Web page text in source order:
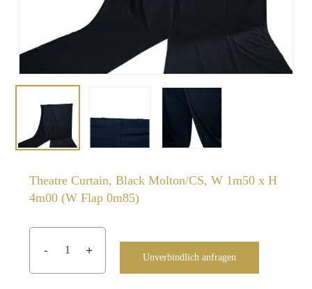
Theatre Curtain, Black Molton/CS, W 1m50 x H
4m00 (W Flap 0m85)
Unverbindlich anfragen